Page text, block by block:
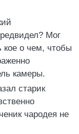
Мог
о чем, чтобы
камеры.
старик
чародея не